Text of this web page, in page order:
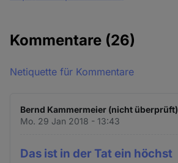
Kommentare (26)
Netiquette für Kommentare
Bernd Kammermeier (nicht überprüft)
Mo. 29 Jan 2018 - 13:43
Das ist in der Tat ein höchst